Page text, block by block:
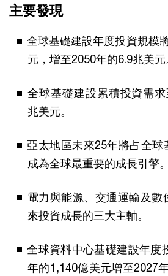
主要發現
全球基礎建設年度投資規模
元，增至2050年的6.9兆美元
全球基礎建設累積投資需
兆美元。
亞太地區未來25年將占全球
成為全球最重要的成長引擎。
電力與能源、交通運輸及數
來投資成長的三大主軸。
全球資料中心基礎建設年度
年的1,140億美元增至2027